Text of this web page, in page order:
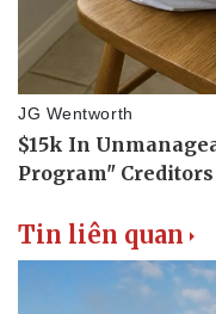
Tin liên quan